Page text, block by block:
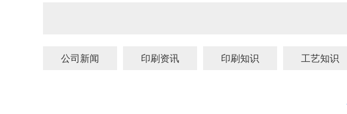
公司新闻 印刷资讯 印刷知识 工艺知识